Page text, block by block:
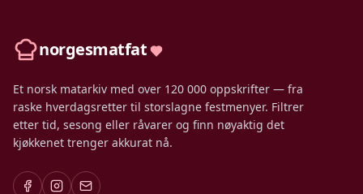
norgesmatfat
Et norsk matarkiv med over 120 000 oppskrifter — fra
raske hverdagsretter til storslagne festmenyer. Filtrer
etter tid, sesong eller råvarer og finn nøyaktig det
kjøkkenet trenger akkurat nå.